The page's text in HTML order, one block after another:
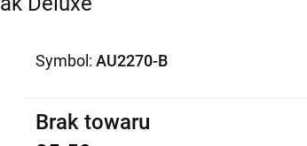
Symbol: AU2270-B
Brak towaru